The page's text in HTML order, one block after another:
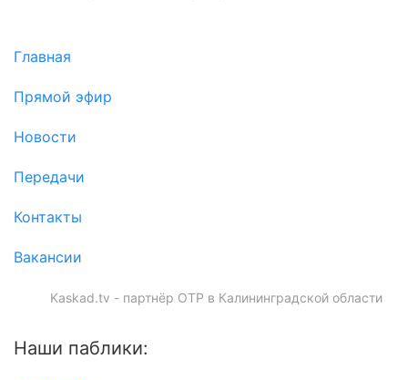
Главная
Прямой эфир
Новости
Передачи
Контакты
Вакансии
Kaskad.tv - партнёр ОТР в Калининградской области
Наши паблики: